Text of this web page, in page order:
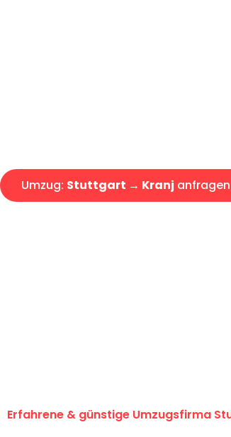
Umzug: Stuttgart → Kranj anfragen
Erfahrene & günstige Umzugsfirma